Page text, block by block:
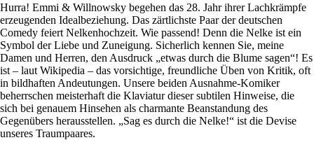
Hurra! Emmi & Willnowsky begehen das 28. Jahr ihrer Lachkrämpfe
erzeugenden Idealbeziehung. Das zärtlichste Paar der deutschen
Comedy feiert Nelkenhochzeit. Wie passend! Denn die Nelke ist ein
Symbol der Liebe und Zuneigung. Sicherlich kennen Sie, meine
Damen und Herren, den Ausdruck „etwas durch die Blume sagen“! Es
ist – laut Wikipedia – das vorsichtige, freundliche Üben von Kritik, oft
in bildhaften Andeutungen. Unsere beiden Ausnahme-Komiker
beherrschen meisterhaft die Klaviatur dieser subtilen Hinweise, die
sich bei genauem Hinsehen als charmante Beanstandung des
Gegenübers herausstellen. „Sag es durch die Nelke!“ ist die Devise
unseres Traumpaares.